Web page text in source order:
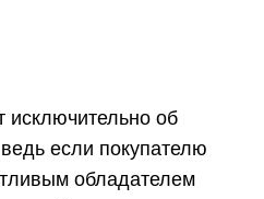
исключительно об
если покупателю
обладателем